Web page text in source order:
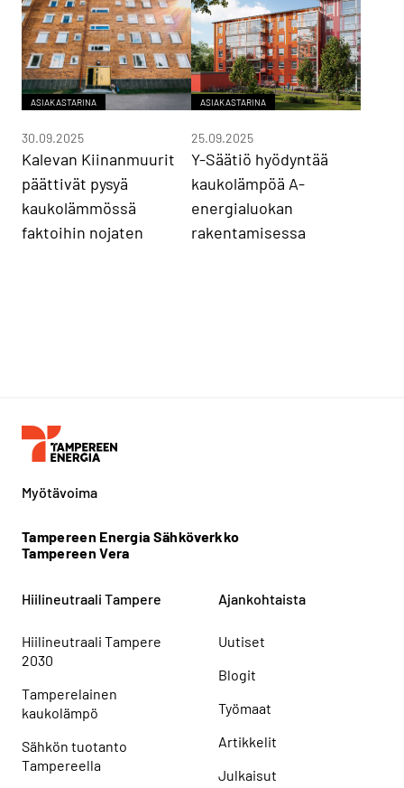
ASIAKASTARINA
Kalevan Kiinanmuurit
päättivät pysyä
kaukolämmössä
faktoihin nojaten
30.09.2025
ASIAKASTARINA
Y-Säätiö hyödyntää
kaukolämpöä A-
energialuokan
rakentamisessa
25.09.2025
Myötävoima
Tampereen Energia Sähköverkko
Tampereen Vera
Hiilineutraali Tampere
Hiilineutraali Tampere
2030
Tamperelainen
kaukolämpö
Sähkön tuotanto
Tampereella
Ajankohtaista
Uutiset
Blogit
Työmaat
Artikkelit
Julkaisut